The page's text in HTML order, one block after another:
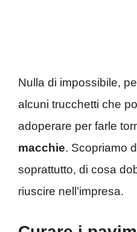
Nulla di impossibile,
alcuni trucchetti che
adoperare per farle
macchie. Scopriamo
soprattutto, di cosa
riuscire nell’impresa.